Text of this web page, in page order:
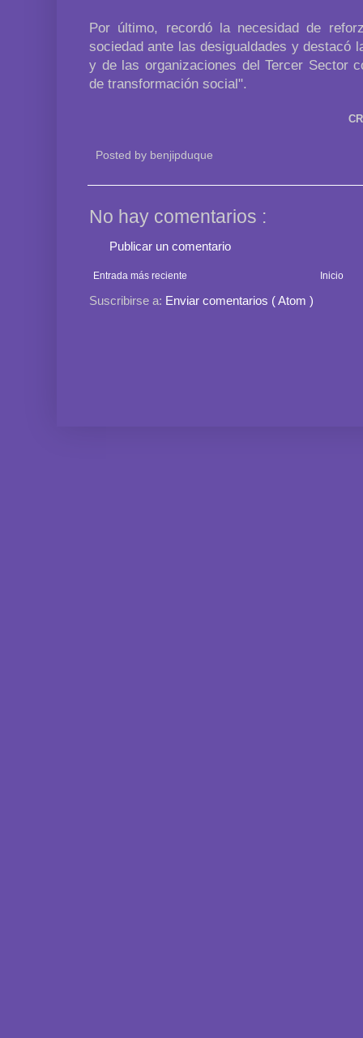
Por último, recordó la necesidad de
sociedad ante las desigualdades y destacó
y de las organizaciones del Tercer Sector
de transformación social".
Posted by benjipduque
No hay comentarios :
Publicar un comentario
Entrada más reciente Inicio
Suscribirse a: Enviar comentarios ( Atom )